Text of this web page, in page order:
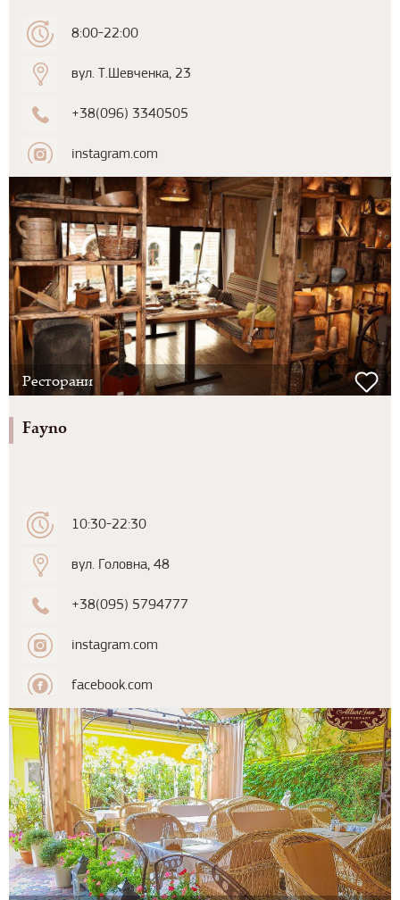
8:00-22:00
вул. Т.Шевченка, 23
+38(096) 3340505
instagram.com
Ресторани
Fayno
10:30-22:30
вул. Головна, 48
+38(095) 5794777
instagram.com
facebook.com